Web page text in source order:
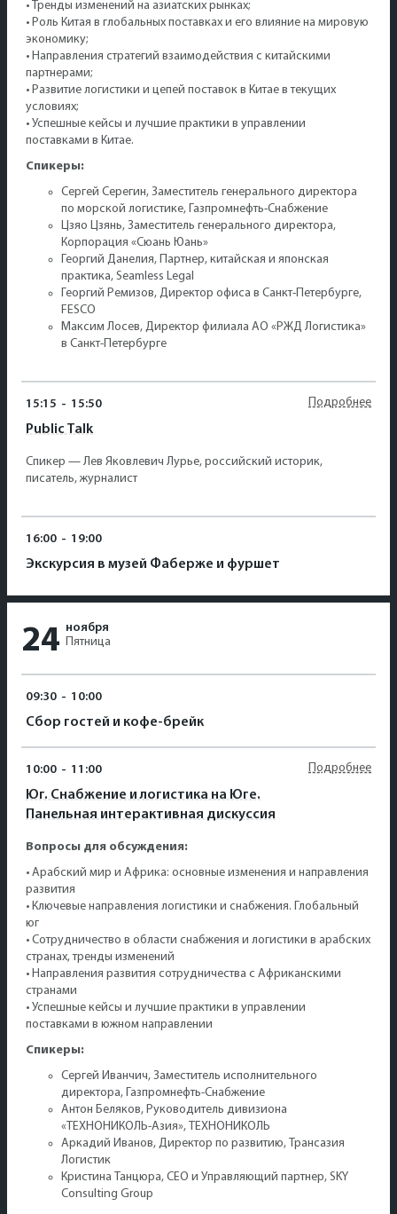
• Тренды изменений на азиатских рынках;
• Роль Китая в глобальных поставках и его влияние на мировую
экономику;
• Направления стратегий взаимодействия с китайскими
партнерами;
• Развитие логистики и цепей поставок в Китае в текущих
условиях;
• Успешные кейсы и лучшие практики в управлении
поставками в Китае.
Спикеры:
Сергей Серегин, Заместитель генерального директора
по морской логистике, Газпромнефть-Снабжение
Цзяо Цзянь, Заместитель генерального директора,
Корпорация «Сюань Юань»
Георгий Данелия, Партнер, китайская и японская
практика, Seamless Legal
Георгий Ремизов, Директор офиса в Санкт-Петербурге,
FESCO
Максим Лосев, Директор филиала АО «РЖД Логистика»
в Санкт-Петербурге
15:15 - 15:50
Public Talk
Подробнее
Спикер — Лев Яковлевич Лурье, российский историк,
писатель, журналист
16:00 - 19:00
Экскурсия в музей Фаберже и фуршет
24 ноября
Пятница
09:30 - 10:00
Сбор гостей и кофе-брейк
10:00 - 11:00
Юг. Снабжение и логистика на Юге.
Панельная интерактивная дискуссия
Подробнее
Вопросы для обсуждения:
• Арабский мир и Африка: основные изменения и направления
развития
• Ключевые направления логистики и снабжения. Глобальный
юг
• Сотрудничество в области снабжения и логистики в арабских
странах, тренды изменений
• Направления развития сотрудничества с Африканскими
странами
• Успешные кейсы и лучшие практики в управлении
поставками в южном направлении
Спикеры:
Сергей Иванчич, Заместитель исполнительного
директора, Газпромнефть-Снабжение
Антон Беляков, Руководитель дивизиона
«ТЕХНОНИКОЛЬ-Азия», ТЕХНОНИКОЛЬ
Аркадий Иванов, Директор по развитию, Трансазия
Логистик
Кристина Танцюра, СЕО и Управляющий партнер, SKY
Consulting Group